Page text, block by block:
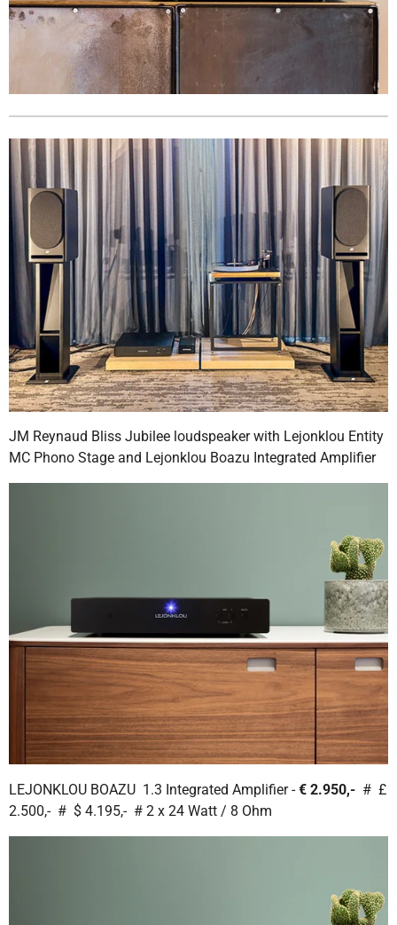
JM Reynaud Bliss Jubilee loudspeaker with Lejonklou Entity
MC Phono Stage and Lejonklou Boazu Integrated Amplifier
LEJONKLOU BOAZU 1.3 Integrated Amplifier -€ 2.950,- # £
2.500,- # $ 4.195,- # 2 x 24 Watt / 8 Ohm